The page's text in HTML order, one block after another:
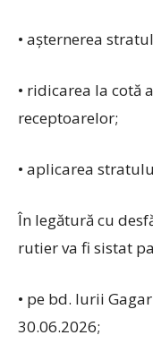
• așternerea
• ridicarea la cotă
receptoarelor;
• aplicarea
În legătură cu
rutier va fi sistat
• pe bd. Iurii
30.06.2026;